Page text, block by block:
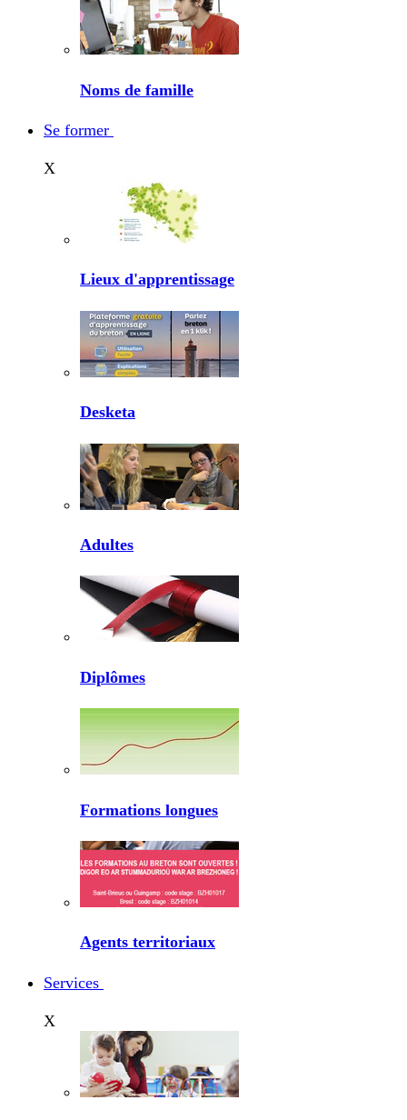
Noms de famille
Se former
X
Lieux d'apprentissage
Desketa
Adultes
Diplômes
Formations longues
Agents territoriaux
Services
X